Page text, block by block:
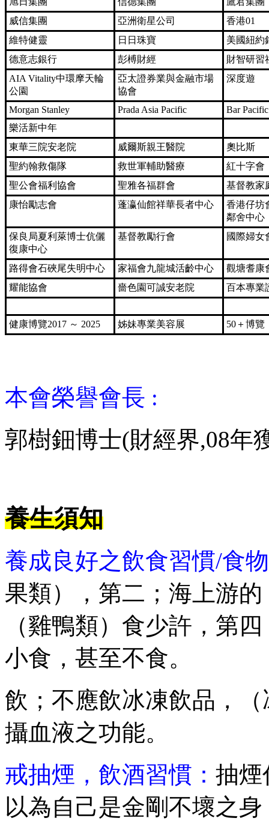
威信集團
亞洲衛星公司
香港01
維特健靈
日日珠寶
美國紐約
德意志銀行
彭榑財經
財智研習
AIA Vitality中環摩天輪
公園
亞太證券業與金融市場
協會
深度遊
Morgan Stanley Prada Asia Pacific
Bar Pacific
樂活新中年
東華三院安老院
威爾斯親王醫院
奧比斯
聖約翰救傷隊
救世軍輔助醫療
紅十字會
聖公會福利協會
聖雅各福群會
基督教家
康怡勵志會
蓬瀛仙館祥華長者中心
香港仔坊
鄰舍中心
保良局夏利萊博士伉儷
復康中心
基督教勵行會 國際婦女
路得會石硤尾失明中心 家福會九龍城活齡中心
觀塘耆康
耀能協會
嗇色園可誠安老院 百本專業
健康博覽2017 ～ 2025 姊妹專業美容展 50＋博覽
本會榮譽會長 :
郭樹鈿博士(財經界,08年
養生須知
養成良好之飲食習慣/食
果類），第二；海上游
（雞鴨類）食少許，第
小食，甚至不食。
飲；不應飲冰凍飲品，
攝血液之功能。
戒抽煙 ，飲酒習慣： 抽煙
以為自己是金剛不壞之